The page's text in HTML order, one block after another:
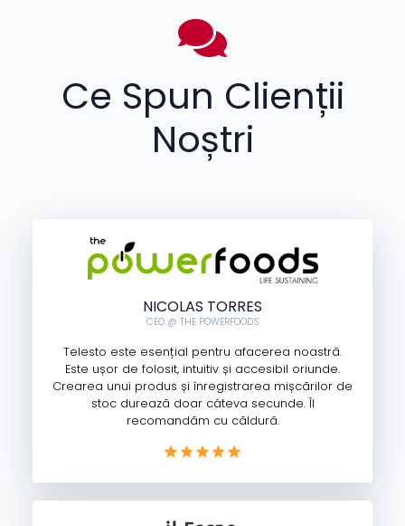
Ce Spun Clienții
Noștri
NICOLAS TORRES
CEO @ THE POWERFOODS
Telesto este esențial pentru afacerea noastră.
Este ușor de folosit, intuitiv și accesibil oriunde.
Crearea unui produs și înregistrarea mișcărilor de
stoc durează doar câteva secunde. Îl
recomandăm cu căldură.